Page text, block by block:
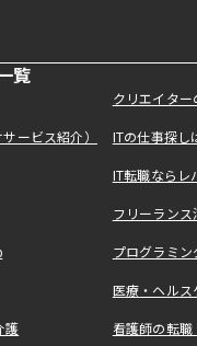
覧
クリエイタ
ービス紹介） ITの仕事探
IT転職なら
フリーラン
プログラミ
医療・ヘル
護 看護師の転